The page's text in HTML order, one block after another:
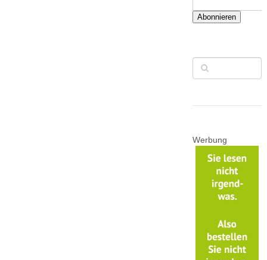
Abonnieren
Werbung